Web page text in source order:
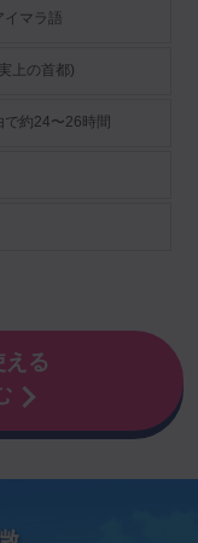
マラ語
上の首都)
約24〜26時間
る